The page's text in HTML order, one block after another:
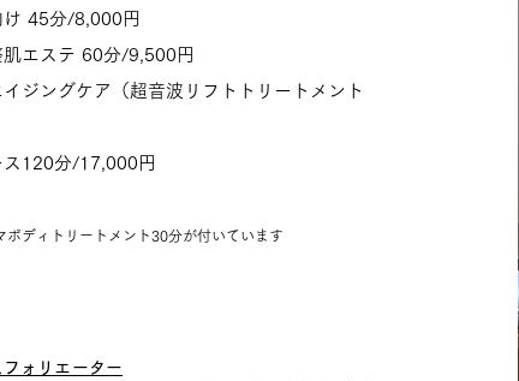
け 45分/8,000円
エステ 60分/9,500円
ジングケア（超音波リフトトリートメント
ス120分/17,000円
ボディトリートメント30分が付いています
フォリエーター